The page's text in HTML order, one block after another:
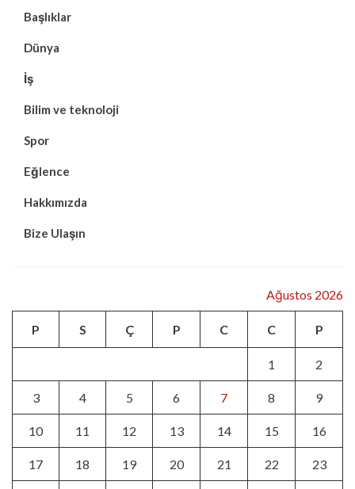
Başlıklar
Dünya
İş
Bilim ve teknoloji
Spor
Eğlence
Hakkımızda
Bize Ulaşın
Ağustos 2026
P S Ç P C C P
1 2
3 4 5 6 7 8 9
10 11 12 13 14 15 16
17 18 19 20 21 22 23